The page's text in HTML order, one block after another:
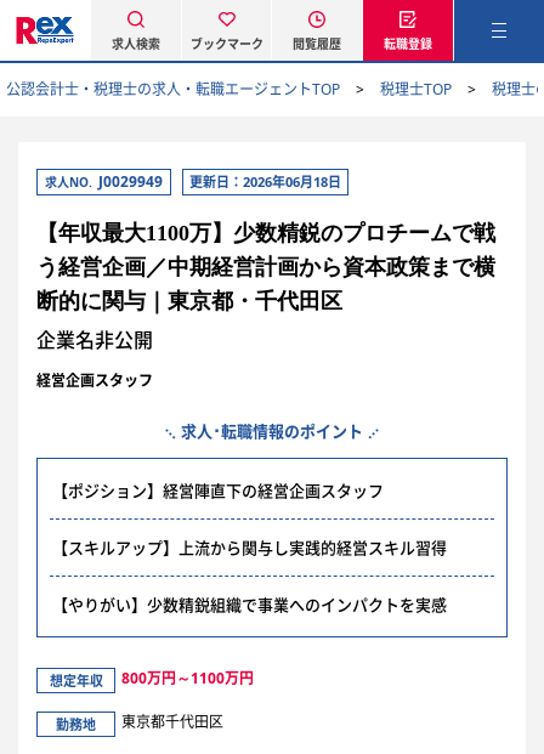
求人検索 ブックマーク 閲覧履歴 転職登録
公認会計士・税理士の求人・転職エージェントTOP 税理士TOP 税理士
求人NO. J0029949 更新日：2026年06月18日
【年収最大1100万】少数精鋭のプロチームで戦
う経営企画／中期経営計画から資本政策まで横
断的に関与｜東京都・千代田区
企業名非公開
経営企画スタッフ
求人･転職情報のポイント
【ポジション】経営陣直下の経営企画スタッフ
【スキルアップ】上流から関与し実践的経営スキル習得
【やりがい】少数精鋭組織で事業へのインパクトを実感
想定年収 800万円～1100万円
勤務地 東京都千代田区